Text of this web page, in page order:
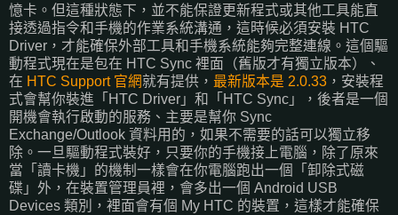
憶卡。但這種狀態下，並不能保證更新程式或其他工具能直
接透過指令和手機的作業系統溝通，這時候必須安裝 HTC
Driver，才能確保外部工具和手機系統能夠完整連線。這個驅
動程式現在是包在 HTC Sync 裡面（舊版才有獨立版本）、
在 HTC Support 官網就有提供， 最新版本是 2.0.33 ，安裝程
式會幫你裝進「HTC Driver」和「HTC Sync」，後者是一個
開機會執行啟動的服務、主要是幫你 Sync
Exchange/Outlook 資料用的，如果不需要的話可以獨立移
除。一旦驅動程式裝好，只要你的手機接上電腦，除了原來
當「讀卡機」的機制一樣會在你電腦跑出一個「卸除式磁
碟」外，在裝置管理員裡，會多出一個 Android USB
Devices 類別，裡面會有個 My HTC 的裝置，這樣才能確保